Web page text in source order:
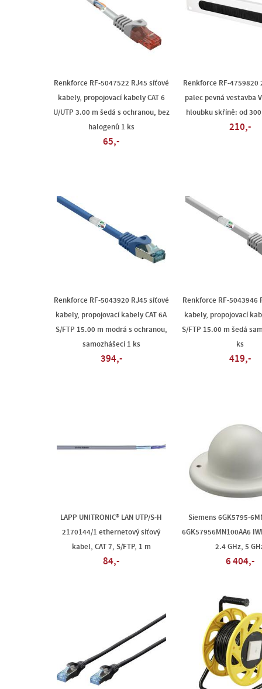
Renkforce RF-5047522 RJ45 síťové
kabely, propojovací kabely CAT 6
U/UTP 3.00 m šedá s ochranou, bez
halogenů 1 ks
65,-
Renkforce RF-4759820
palec pevná vestavba
hloubku skříně: od
210,-
Renkforce RF-5043920 RJ45 síťové
kabely, propojovací kabely CAT 6A
S/FTP 15.00 m modrá s ochranou,
samozhášecí 1 ks
394,-
Renkforce RF-5043946
kabely, propojovací
S/FTP 15.00 m šedá
ks
419,-
LAPP UNITRONIC® LAN UTP/S-H
2170144/1 ethernetový síťový
kabel, CAT 7, S/FTP, 1 m
84,-
Siemens 6GK5795-
6GK57956MN100AA6
2.4 GHz, 5
6 404,-